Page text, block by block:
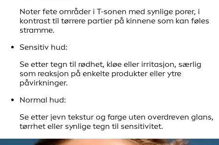
Noter fete områder i T-sonen med synlige porer, i
kontrast til tørrere partier på kinnene som kan føles
stramme.
Sensitiv hud:
Se etter tegn til rødhet, kløe eller irritasjon, særlig
som reaksjon på enkelte produkter eller ytre
påvirkninger.
Normal hud:
Se etter jevn tekstur og farge uten overdreven glans,
tørrhet eller synlige tegn til sensitivitet.